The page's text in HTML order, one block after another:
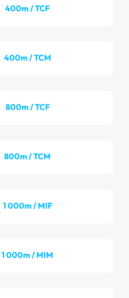
400m / TCF
400m / TCM
800m / TCF
800m / TCM
1 000m / MIF
1 000m / MIM